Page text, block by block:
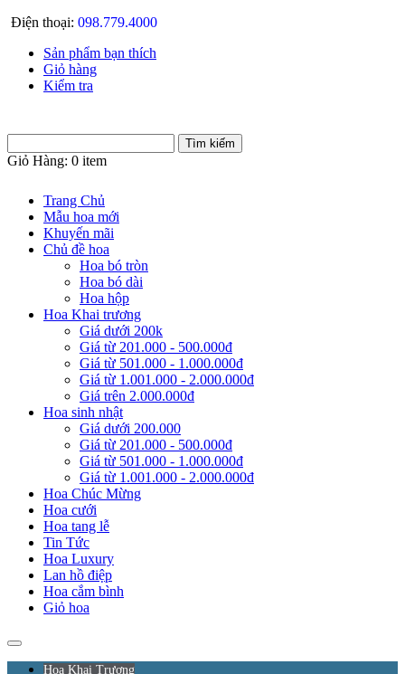
Điện thoại: 098.779.4000
Sản phẩm bạn thích
Giỏ hàng
Kiểm tra
Giỏ Hàng: 0 item
Trang Chủ
Mẫu hoa mới
Khuyến mãi
Chủ đề hoa
Hoa bó tròn
Hoa bó dài
Hoa hộp
Hoa Khai trương
Giá dưới 200k
Giá từ 201.000 - 500.000đ
Giá từ 501.000 - 1.000.000đ
Giá từ 1.001.000 - 2.000.000đ
Giá trên 2.000.000đ
Hoa sinh nhật
Giá dưới 200.000
Giá từ 201.000 - 500.000đ
Giá từ 501.000 - 1.000.000đ
Giá từ 1.001.000 - 2.000.000đ
Hoa Chúc Mừng
Hoa cưới
Hoa tang lễ
Tin Tức
Hoa Luxury
Lan hồ điệp
Hoa cắm bình
Giỏ hoa
Hoa Khai Trương